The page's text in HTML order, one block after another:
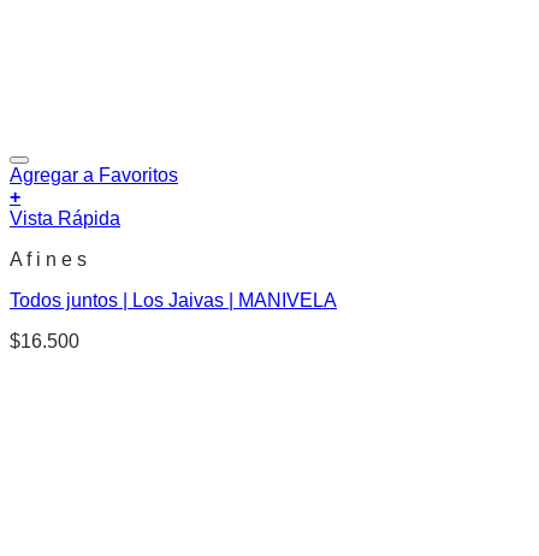
Agregar a Favoritos
+
Vista Rápida
A f i n e s
Todos juntos | Los Jaivas | MANIVELA
$16.500